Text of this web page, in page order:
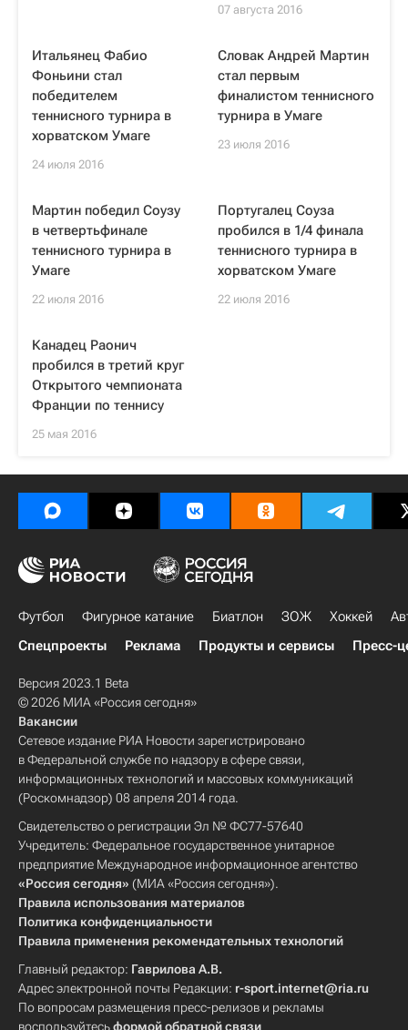
07 августа 2016
Итальянец Фабио
Фоньини стал
победителем
теннисного турнира в
хорватском Умаге
24 июля 2016
Словак Андрей Мартин
стал первым
финалистом теннисного
турнира в Умаге
23 июля 2016
Мартин победил Соузу
в четвертьфинале
теннисного турнира в
Умаге
22 июля 2016
Португалец Соуза
пробился в 1/4 финала
теннисного турнира в
хорватском Умаге
22 июля 2016
Канадец Раонич
пробился в третий круг
Открытого чемпионата
Франции по теннису
25 мая 2016
Футбол Фигурное катание Биатлон ЗОЖ Хоккей
Спецпроекты
Реклама Продукты и сервисы Пресс-
Версия 2023.1 Beta
© 2026 МИА «Россия сегодня»
Вакансии
Сетевое издание РИА Новости зарегистрировано
в Федеральной службе по надзору в сфере связи,
информационных технологий и массовых коммуникаций
(Роскомнадзор) 08 апреля 2014 года.
Свидетельство о регистрации Эл № ФС77-57640
Учредитель: Федеральное государственное унитарное
предприятие Международное информационное агентство
«Россия сегодня» (МИА «Россия сегодня»).
Правила использования материалов
Политика конфиденциальности
Правила применения рекомендательных технологий
Главный редактор: Гаврилова А.В.
Адрес электронной почты Редакции: r-sport.internet@ria.ru
По вопросам размещения пресс-релизов и рекламы
воспользуйтесьформой обратной связи